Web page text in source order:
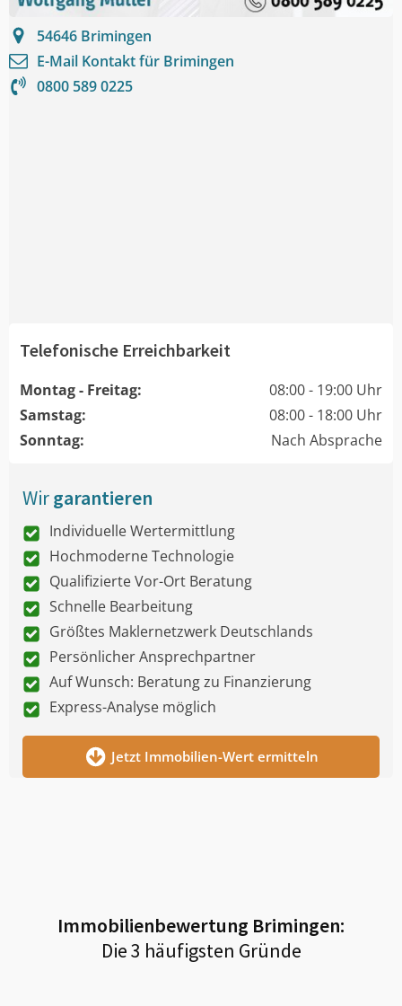
54646 Brimingen
E-Mail Kontakt für Brimingen
0800 589 0225
Telefonische Erreichbarkeit
Montag - Freitag:
08:00 - 19:00 Uhr
Samstag:
08:00 - 18:00 Uhr
Sonntag:
Nach Absprache
Wirgarantieren
Individuelle Wertermittlung
Hochmoderne Technologie
Qualifizierte Vor-Ort Beratung
Schnelle Bearbeitung
Größtes Maklernetzwerk Deutschlands
Persönlicher Ansprechpartner
Auf Wunsch: Beratung zu Finanzierung
Express-Analyse möglich
Jetzt Immobilien-Wert ermitteln
Immobilienbewertung Brimingen:
Die 3 häufigsten Gründe